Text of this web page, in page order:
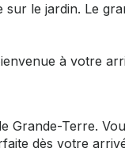
sur le jardin. Le
à votre
Grande-Terre.
dès votre